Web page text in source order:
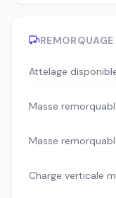
REMORQUAGE
Attelage
Masse
Masse
Charge verticale